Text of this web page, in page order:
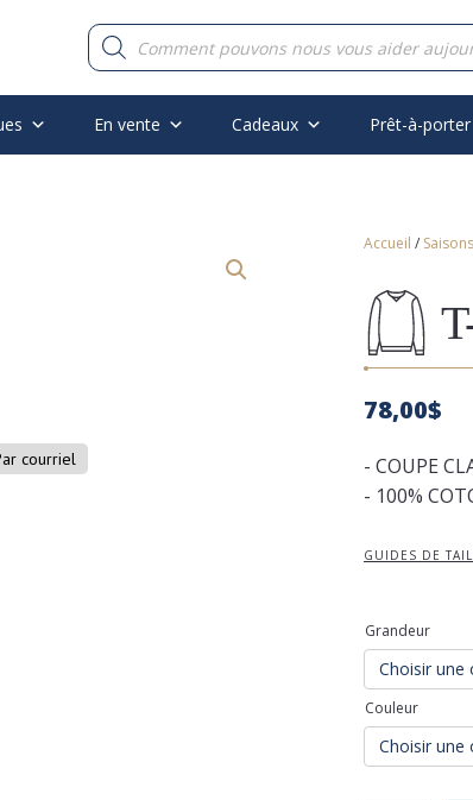
Recherche
de
produits
En vente Cadeaux Prêt-à-porter
courriel
Accueil / Saisons
78,00$
- COUPE
- 100%
GUIDES DE
Grandeur
Couleur